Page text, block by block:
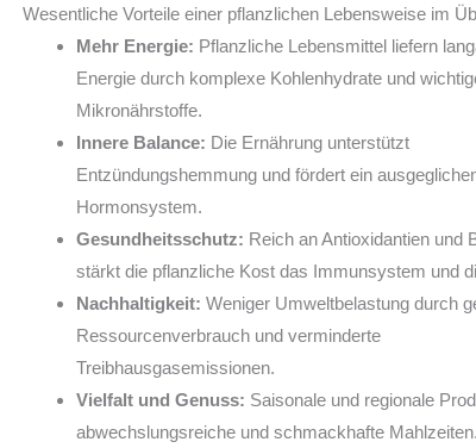
Wesentliche Vorteile einer pflanzlichen Lebensweise im
Mehr Energie: Pflanzliche Lebensmittel liefern
Energie durch komplexe Kohlenhydrate und
Mikronährstoffe.
Innere Balance: Die Ernährung unterstützt
Entzündungshemmung und fördert ein
Hormonsystem.
Gesundheitsschutz: Reich an Antioxidantien und
stärkt die pflanzliche Kost das Immunsystem und
Nachhaltigkeit: Weniger Umweltbelastung durch
Ressourcenverbrauch und verminderte
Treibhausgasemissionen.
Vielfalt und Genuss: Saisonale und regionale
abwechslungsreiche und schmackhafte Mahlzeiten.